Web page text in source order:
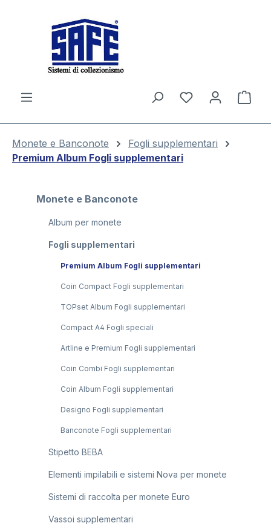
Il
Monete e Banconote
Fogli supplementari
Premium Album Fogli supplementari
Monete e Banconote
Album per monete
Fogli supplementari
Premium Album Fogli supplementari
Coin Compact Fogli supplementari
TOPset Album Fogli supplementari
Compact A4 Fogli speciali
Artline e Premium Fogli supplementari
Coin Combi Fogli supplementari
Coin Album Fogli supplementari
Designo Fogli supplementari
Banconote Fogli supplementari
Stipetto BEBA
Elementi impilabili e sistemi Nova per monete
Sistemi di raccolta per monete Euro
Vassoi supplementari